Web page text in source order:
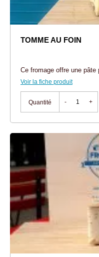
TOMME AU FOIN
Ce fromage offre une
Voir la fiche produit
Quantité - +